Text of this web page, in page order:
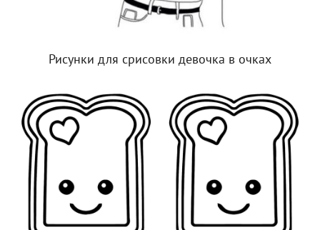
Рисунки для срисовки девочка в очках